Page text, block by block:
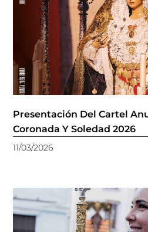
Presentación Del Cartel
Coronada Y Soledad 2026
11/03/2026